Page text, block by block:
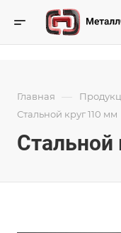
Главная —
Стальной круг 110 мм
Стальной